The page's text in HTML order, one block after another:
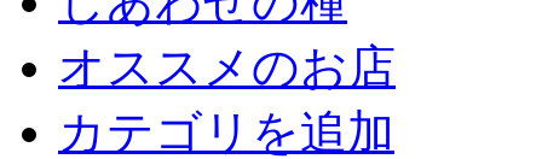
オススメのお店
カテゴリを追加